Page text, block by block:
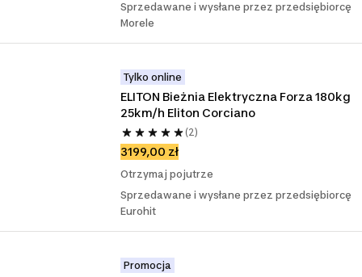
Sprzedawane i wysłane przez przedsiębiorcę
Morele
Tylko online
ELITON Bieżnia Elektryczna Forza 180kg
25km/h Eliton Corciano
(2)
3199,00 zł
Otrzymaj pojutrze
Sprzedawane i wysłane przez przedsiębiorcę
Eurohit
Promocja